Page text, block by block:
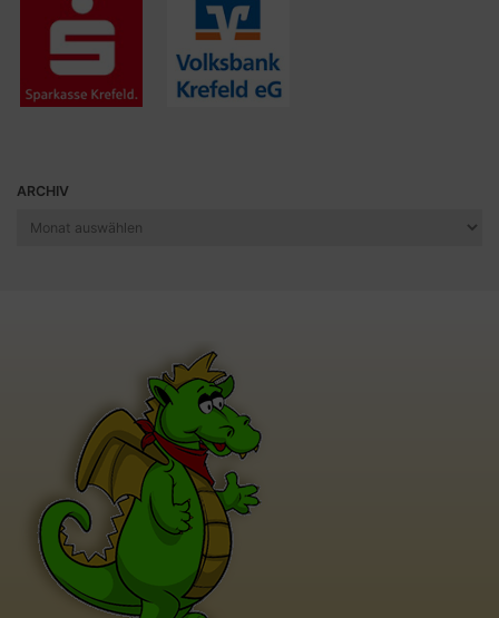
ARCHIV
Archiv